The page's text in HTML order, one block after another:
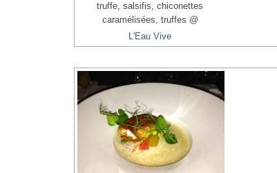
truffe, salsifis, chiconettes
caramélisées, truffes @
L'Eau Vive